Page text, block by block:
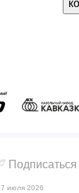
Подписаться
27 июля 2026